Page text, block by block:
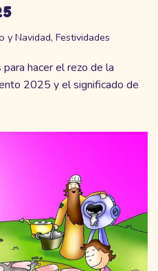
y Navidad, Festividades
hacer el rezo de la
2025 y el significado de